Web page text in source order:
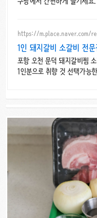
https://m.place.naver.com/
1인 돼지갈비 소갈비 전문
포항 오천 문덕 돼지갈비찜
1인분으로 취향 것 선택가능